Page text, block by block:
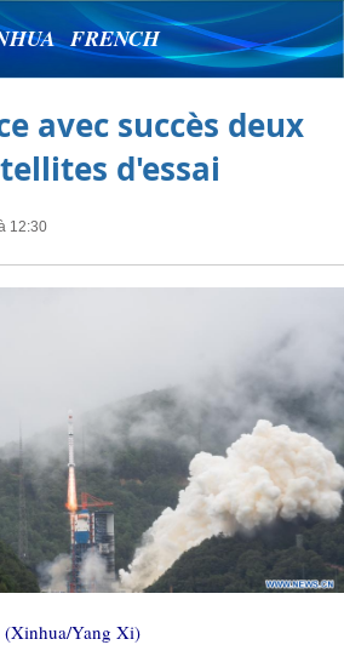
FRENCH
avec succès deux
d'essai
12:30
(Xinhua/Yang Xi)